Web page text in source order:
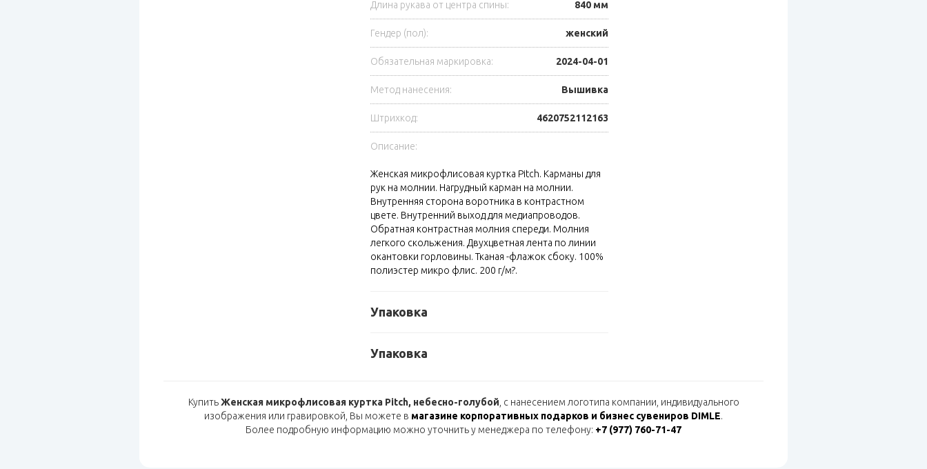
Длина рукава от центра спины: 840 мм
Гендер (пол): женский
Обязательная маркировка: 2024-04-01
Метод нанесения: Вышивка
Штрихкод: 4620752112163
Описание:
Женская микрофлисовая куртка Pitch. Карманы для
рук на молнии. Нагрудный карман на молнии.
Внутренняя сторона воротника в контрастном
цвете. Внутренний выход для медиапроводов.
Обратная контрастная молния спереди. Молния
легкого скольжения. Двухцветная лента по линии
окантовки горловины. Тканая -флажок сбоку. 100%
полиэстер микро флис. 200 г/м?.
Упаковка
Упаковка
КупитьЖенская микрофлисовая куртка Pitch, небесно-голубой , с нанесением логотипа компании, индивидуального
изображения или гравировкой, Вы можете в магазине корпоративных подарков и бизнес сувениров DIMLE.
Более подробную информацию можно уточнить у менеджера по телефону: +7 (977) 760-71-47